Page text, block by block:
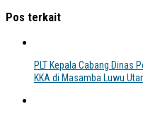
Pos terkait
PLT Kepala Cabang Dinas
KKA di Masamba Luwu